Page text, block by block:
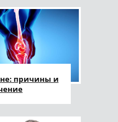
причины и